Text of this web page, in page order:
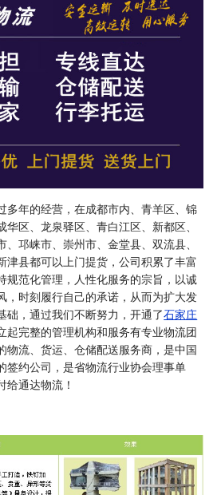
多年的经营，在成都市内、青羊区、锦
区、龙泉驿区、青白江区、新都区、
邛崃市、崇州市、金堂县、双流县、
津县都可以上门提货，公司积累了丰富
规范化管理，人性化服务的宗旨，以诚
，时刻履行自己的承诺，从而为扩大发
础，通过我们不断努力，开通了石家庄
起完整的管理机构和服务有专业物流团
物流、货运、仓储配送服务商，是中国
签约公司，是省物流行业协会理事单
给通达物流！